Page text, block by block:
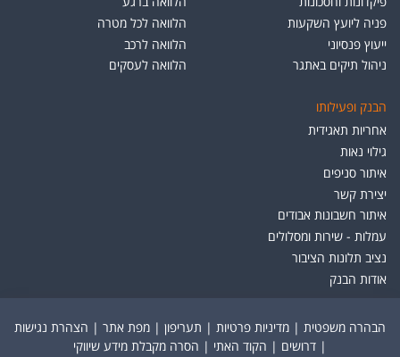
פניה ליועץ השקעות
ייעוץ פנסיוני
ניהול תיקים באתגר
הלוואה לכל מטרה
הלוואה לרכב
הלוואה לעסקים
הבנק ופעילותו
אחריות תאגידית
גילוי נאות
איתור סניפים
יצירת קשר
איתור חשבונות אבודים
עמלות - שירות ומסלולים
נציב תלונות הציבור
אודות הבנק
הבהרה משפטית | מדיניות פרטיות | תעריפון | מפת אתר | הצהרת נגישות
| דרושים | הקוד האתי | הסרה מקבלת מידע שיווקי